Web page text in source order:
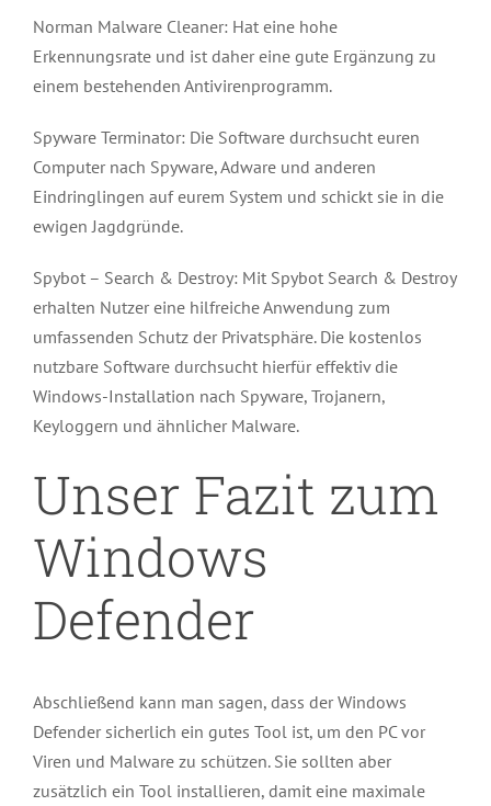
Norman Malware Cleaner: Hat eine hohe
Erkennungsrate und ist daher eine gute Ergänzung zu
einem bestehenden Antivirenprogramm.
Spyware Terminator: Die Software durchsucht euren
Computer nach Spyware, Adware und anderen
Eindringlingen auf eurem System und schickt sie in die
ewigen Jagdgründe.
Spybot – Search & Destroy: Mit Spybot Search & Destroy
erhalten Nutzer eine hilfreiche Anwendung zum
umfassenden Schutz der Privatsphäre. Die kostenlos
nutzbare Software durchsucht hierfür effektiv die
Windows-Installation nach Spyware, Trojanern,
Keyloggern und ähnlicher Malware.
Unser Fazit zum
Windows
Defender
Abschließend kann man sagen, dass der Windows
Defender sicherlich ein gutes Tool ist, um den PC vor
Viren und Malware zu schützen. Sie sollten aber
zusätzlich ein Tool installieren, damit eine maximale